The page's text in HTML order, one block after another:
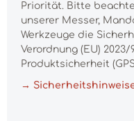
Priorität. Bitte
unserer Messer,
Werkzeuge die
Verordnung (EU)
Produktsicherheit
→